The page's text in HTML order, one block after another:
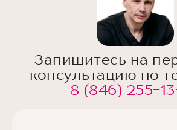
Запишитесь на
консультацию по
8 (846) 255-